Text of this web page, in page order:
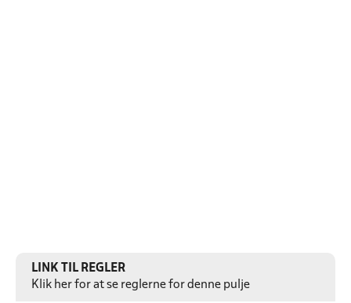
LINK TIL REGLER
Klik her for at se reglerne for denne pulje